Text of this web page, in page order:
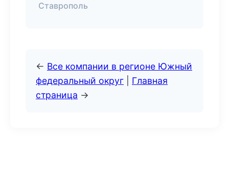
Ставрополь
← Все компании в регионе Южный
федеральный округ
Главная
страница →